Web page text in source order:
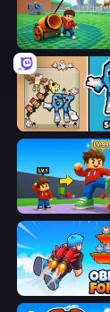
Brainrot Tower
Obby Fly For